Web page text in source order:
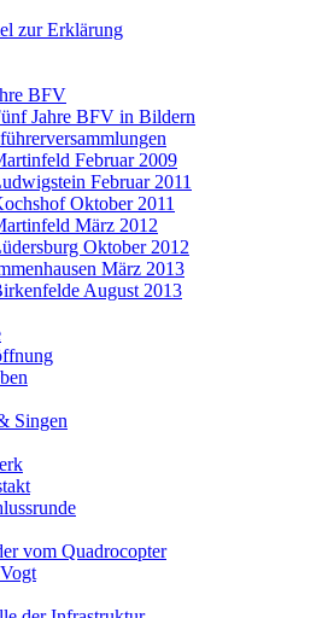
zur Erklärung
BFV
Jahre BFV in Bildern
Februar 2009
Februar 2011
Oktober 2011
März 2012
Oktober 2012
März 2013
August 2013
Singen
vom Quadrocopter